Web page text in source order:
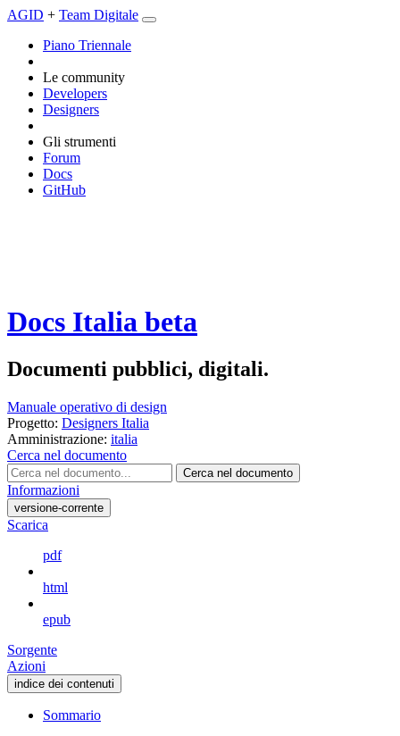
AGID + Team Digitale
Piano Triennale
Le community
Developers
Designers
Gli strumenti
Forum
Docs
GitHub
Docs Italia beta
Documenti pubblici, digitali.
Manuale operativo di design
Progetto: Designers Italia
Amministrazione: italia
Cerca nel documento
Cerca nel documento
Informazioni
versione-corrente
Scarica
pdf
html
epub
Sorgente
Azioni
indice dei contenuti
Sommario